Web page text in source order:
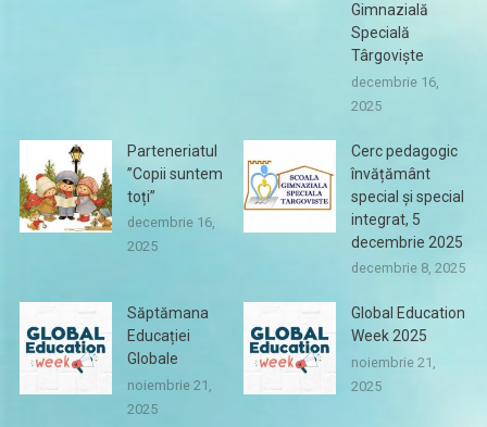
Gimnazială
Specială
Târgoviște
decembrie 16,
2025
Parteneriatul
”Copii suntem
toți”
decembrie 16,
2025
Cerc pedagogic
învățământ
special și special
integrat, 5
decembrie 2025
decembrie 8, 2025
Săptămana
Educației
Globale
noiembrie 21,
2025
Global Education
Week 2025
noiembrie 21,
2025